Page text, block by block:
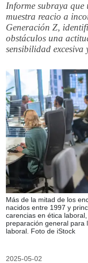
Informe subraya que
muestra reacio a
Generación Z,
obstáculos una
sensibilidad
Más de la mitad de los
nacidos entre 1997 y
carencias en ética
preparación general para
laboral. Foto de iStock
2025-05-02